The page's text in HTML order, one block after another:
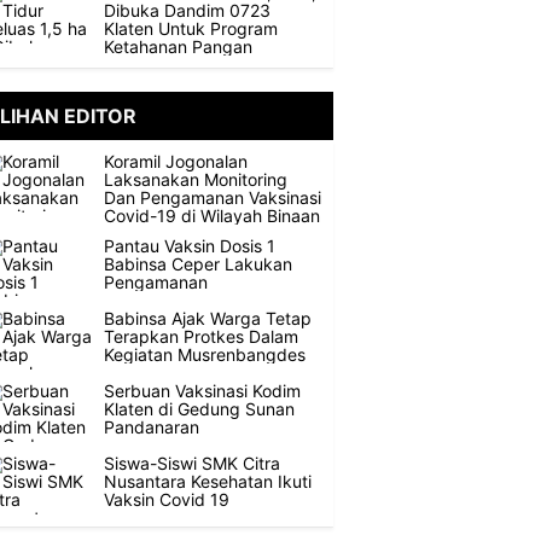
Dibuka Dandim 0723
Klaten Untuk Program
Ketahanan Pangan
EDITOR
Koramil Jogonalan
Laksanakan Monitoring
Dan Pengamanan Vaksinasi
Covid-19 di Wilayah Binaan
Pantau Vaksin Dosis 1
Babinsa Ceper Lakukan
Pengamanan
Babinsa Ajak Warga Tetap
Terapkan Protkes Dalam
Kegiatan Musrenbangdes
Serbuan Vaksinasi Kodim
Klaten di Gedung Sunan
Pandanaran
Siswa-Siswi SMK Citra
Nusantara Kesehatan Ikuti
Vaksin Covid 19